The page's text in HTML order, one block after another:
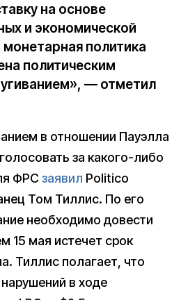
на основе
и экономической
политика
политическим
— отметил
в отношении Пауэлла
за какого-либо
ФРС заявил Politico
Том Тиллис. По его
необходимо довести
15 мая истечет срок
Тиллис полагает, что
в ходе